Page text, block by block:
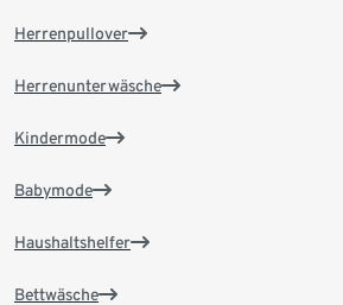
Herrenpullover
Herrenunterwäsche
Kindermode
Babymode
Haushaltshelfer
Bettwäsche